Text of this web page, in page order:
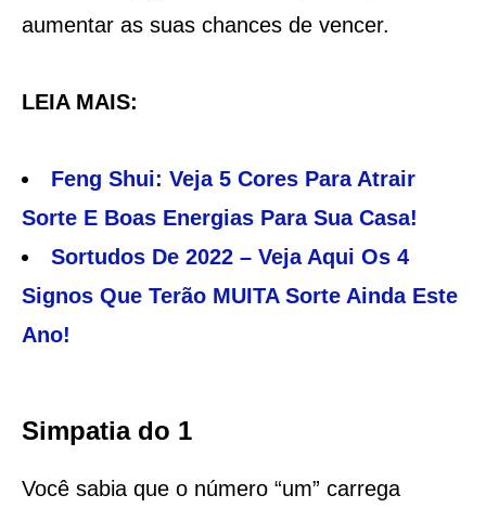
aumentar as suas chances de vencer.
LEIA MAIS:
Feng Shui: Veja 5 Cores Para Atrair
Sorte E Boas Energias Para Sua Casa!
Sortudos De 2022 – Veja Aqui Os 4
Signos Que Terão MUITA Sorte Ainda Este
Ano!
Simpatia do 1
Você sabia que o número “um” carrega